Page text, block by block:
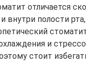
отличается
внутри полости
и
стоит